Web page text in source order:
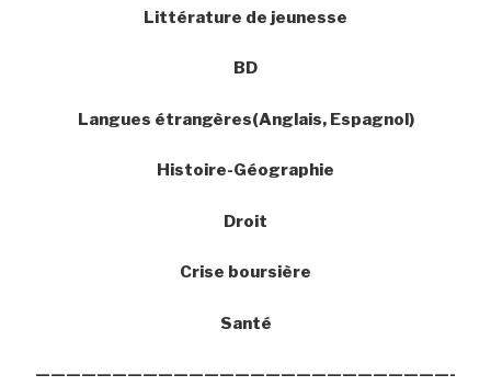
Littérature de jeunesse
BD
Langues étrangères(Anglais, Espagnol)
Histoire-Géographie
Droit
Crise boursière
Santé
———————————————————————————-